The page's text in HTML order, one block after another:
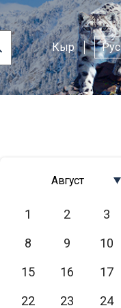
Кыр Рус
Август
Март
Апрель
1 2 3
8
9 10
15
16 17
22
23 24